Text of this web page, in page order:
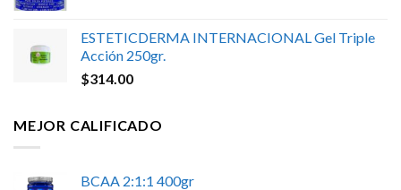
ESTETICDERMA INTERNACIONAL Gel Triple
Acción 250gr.
$314.00
MEJOR CALIFICADO
BCAA 2:1:1 400gr